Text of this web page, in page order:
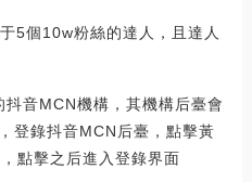
5個10w粉絲的達人，且達人
音MCN機構，其機構后臺會
登錄抖音MCN后臺，點擊黃
點擊之后進入登錄界面